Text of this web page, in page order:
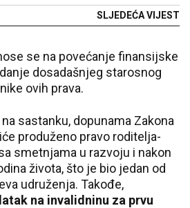
SLJEDEĆA VIJEST
se na povećanje finansijske
dosadašnjeg starosnog
ovih prava.
sastanku, dopunama Zakona
produženo pravo roditelja-
smetnjama u razvoju i nakon
života, što je bio jedan od
udruženja. Takođe,
na invalidninu za prvu